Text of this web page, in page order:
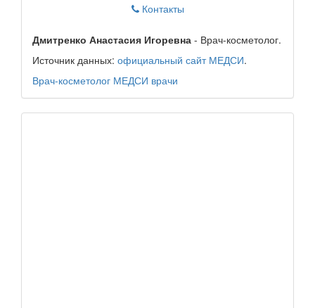
Контакты
Дмитренко Анастасия Игоревна - Врач-косметолог.
Источник данных: официальный сайт МЕДСИ.
Врач-косметолог МЕДСИ врачи